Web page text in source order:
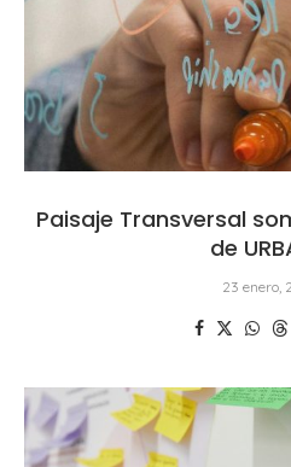
Paisaje Transversal
de
23 enero,